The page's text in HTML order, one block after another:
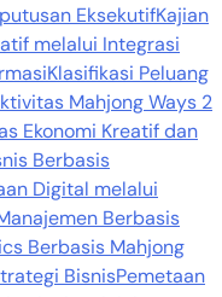
EksekutifKajian
melalui Integrasi
Klasifikasi Peluang
Mahjong Ways 2
Ekonomi Kreatif dan
Berbasis
Digital melalui
Berbasis
Berbasis Mahjong
BisnisPemetaan